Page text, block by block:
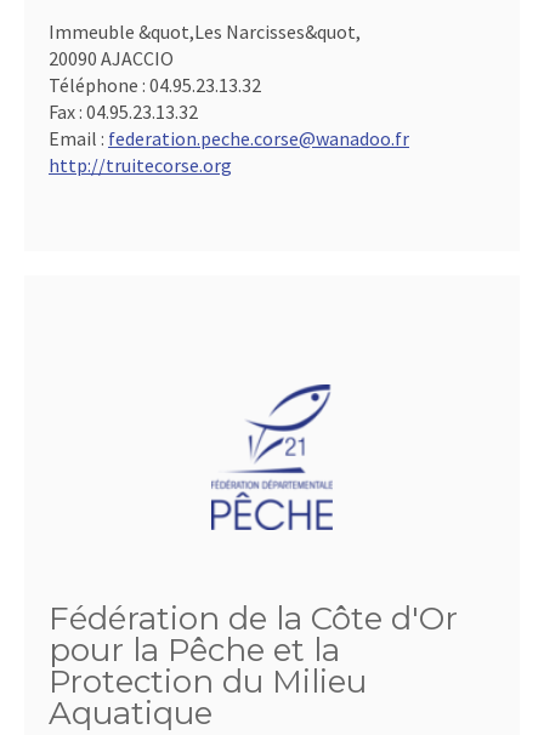
Immeuble &quot,Les Narcisses&quot,
20090 AJACCIO
Téléphone : 04.95.23.13.32
Fax : 04.95.23.13.32
Email : federation.peche.corse@wanadoo.fr
http://truitecorse.org
Fédération de la Côte d'Or
pour la Pêche et la
Protection du Milieu
Aquatique